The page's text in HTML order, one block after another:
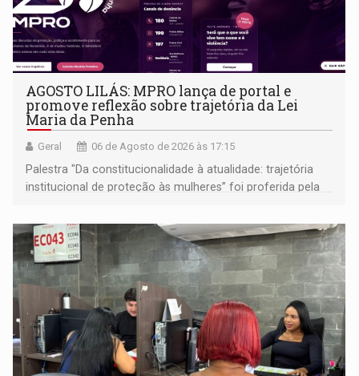
AGOSTO LILÁS: MPRO lança de portal e
promove reflexão sobre trajetória da Lei
Maria da Penha
Geral 06 de Agosto de 2026 às 17:15
Palestra "Da constitucionalidade à atualidade: trajetória
institucional de proteção às mulheres” foi proferida pela
Goiás